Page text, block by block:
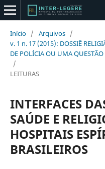
Início / Arquivos /
v. 1 n. 17 (2015): DOSSIÊ
DE POLÍCIA OU UMA
/
LEITURAS
INTERFACES
SAÚDE E
HOSPITAIS
BRASILEIROS